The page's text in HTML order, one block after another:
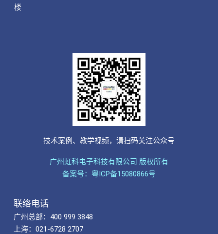
楼
技术案例、教学视频，请扫码关注公众号
广州虹科电子科技有限公司 版权所有
备案号：粤ICP备15080866号
联络电话
广州总部：400 999 3848
上海：021-6728 2707